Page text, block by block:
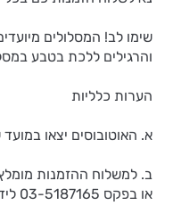
שימו לב! המסלולים
והרגילים ללכת בטבע במסלולים
הערות כלליות
א. האוטובוסים יצאו
ב. למשלוח ההזמנות מומלץ
או בפקס 03-5187165 לידי יהודית.